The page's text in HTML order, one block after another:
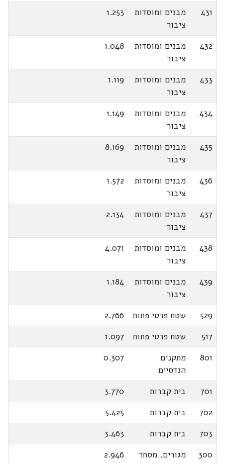
431
מבנים ומוסדות
ציבור
1.253
432
מבנים ומוסדות
ציבור
1.048
433
מבנים ומוסדות
ציבור
1.119
434
מבנים ומוסדות
ציבור
1.149
435
מבנים ומוסדות
ציבור
8.169
436
מבנים ומוסדות
ציבור
1.572
437
מבנים ומוסדות
ציבור
2.134
438
מבנים ומוסדות
ציבור
4.071
439
מבנים ומוסדות
ציבור
1.184
529 שטח פרטי פתוח
2.766
517
שטח פרטי פתוח
1.097
801
מתקנים
הנדסיים
0.307
701 בית קברות
3.770
702
בית קברות
5.425
703
בית קברות
3.463
300
מגורים, מסחר
2.946